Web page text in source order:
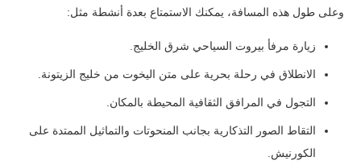
وعلى طول هذه المسافة، يمكنك الاستمتاع بعدة أنشطة مثل:
زيارة مرفأ بيروت السياحي شرق الخليج.
الانطلاق في رحلة بحرية على متن اليخوت من خليج الزيتونة.
التجول في المرافق الثقافية المحيطة بالمكان.
التقاط الصور التذكارية بجانب المنحوتات والتماثيل الممتدة على
الكورنيش.